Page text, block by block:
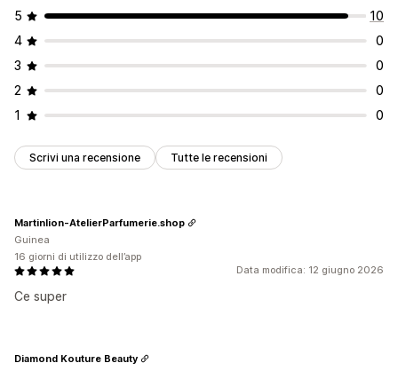
5
10
4
0
3
0
2
0
1
0
Scrivi una recensione Tutte le recensioni
Data modifica: 12 giugno 2026
Ce super
Martinlion-AtelierParfumerie.shop
Guinea
16 giorni di utilizzo dell’app
Diamond Kouture Beauty